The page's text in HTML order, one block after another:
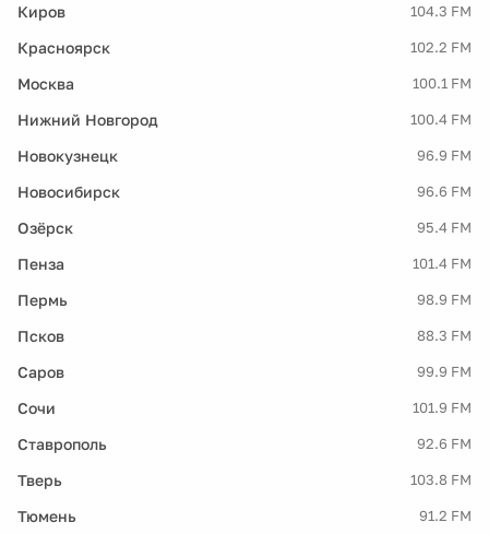
Киров 104.3 FM
Красноярск 102.2 FM
Москва 100.1 FM
Нижний Новгород 100.4 FM
Новокузнецк 96.9 FM
Новосибирск 96.6 FM
Озёрск 95.4 FM
Пенза 101.4 FM
Пермь 98.9 FM
Псков 88.3 FM
Саров 99.9 FM
Сочи 101.9 FM
Ставрополь 92.6 FM
Тверь 103.8 FM
Тюмень 91.2 FM